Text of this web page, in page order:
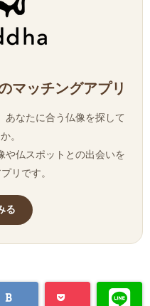
マッチングアプリ
あなたに合う仏像を探して
。
や仏スポットとの出会いを
リです。
る